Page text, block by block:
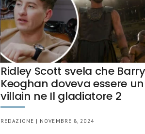
Ridley Scott svela che Barry
Keoghan doveva essere un
villain ne Il gladiatore 2
REDAZIONE | NOVEMBRE 8, 2024